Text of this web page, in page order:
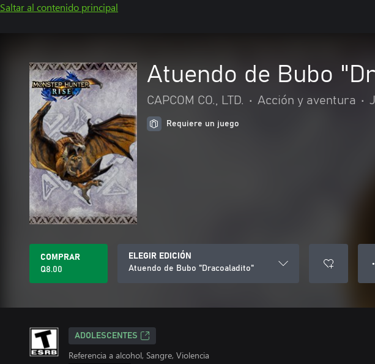
Saltar al contenido principal
Atuendo de Bubo
CAPCOM CO., LTD. • Acción y aventura •
Requiere un juego
COMPRAR
Q8.00
ELEGIR EDICIÓN
Atuendo de Bubo "Dracoaladito"
ADOLESCENTES
Referencia a alcohol, Sangre, Violencia